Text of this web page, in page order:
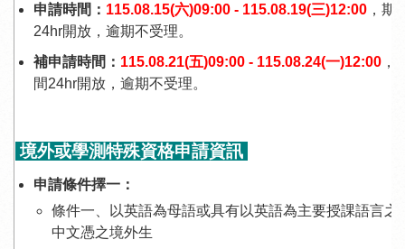
申請時間： 115.08.15(六)09:00 - 115.08.19(三)12:00 ，期
24hr開放，逾期不受理。
補申請時間： 115.08.21(五)09:00 - 115.08.24(一)12:00 ，
間24hr開放，逾期不受理。
境外或學測特殊資格申請資訊
申請條件擇一：
條件一、以英語為母語或具有以英語為主要授課語言之
中文憑之境外生